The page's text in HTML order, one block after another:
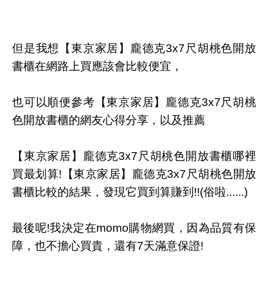
但是我想【東京家居】龐德克3x7尺胡桃色開放
書櫃在網路上買應該會比較便宜，
也可以順便參考【東京家居】龐德克3x7尺胡桃
色開放書櫃的網友心得分享，以及推薦
【東京家居】龐德克3x7尺胡桃色開放書櫃哪裡
買最划算!【東京家居】龐德克3x7尺胡桃色開放
書櫃比較的結果，發現它買到算賺到!!(俗啦......)
最後呢!我決定在momo購物網買，因為品質有保
障，也不擔心買貴，還有7天滿意保證!